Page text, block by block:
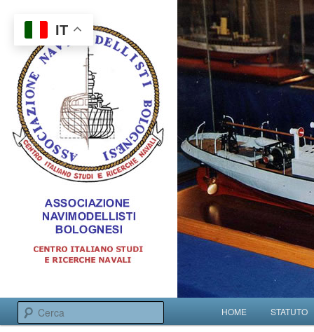
Centro italiano studi e ricerche navali
Menu principale
VAI AL
VAI AL
HOME STATUTO
IT